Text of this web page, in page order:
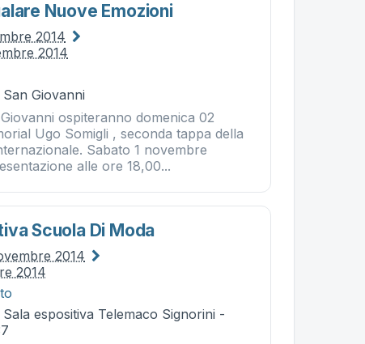
Nuove Emozioni
2014
2014
Giovanni
ospiteranno domenica 02
Ugo Somigli , seconda tappa della
Sabato 1 novembre
alle ore 18,00...
Scuola Di Moda
2014
2014
espositiva Telemaco Signorini -